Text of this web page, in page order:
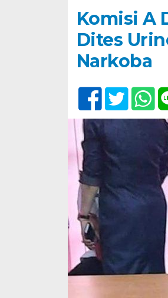
Komisi A
Dites
Narkoba